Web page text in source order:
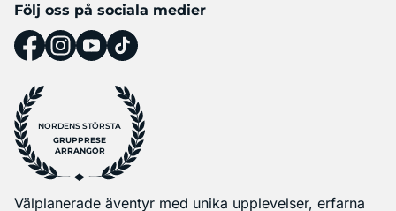
Följ oss på sociala medier
NORDENS STÖRSTA
GRUPPRESE
ARRANGÖR
Välplanerade äventyr med unika upplevelser, erfarna